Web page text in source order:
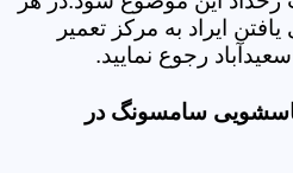
ایراد به مرکز تعمیر
رجوع نمایید.
سامسونگ در